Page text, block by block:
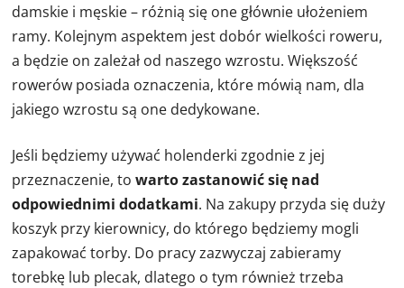
damskie i męskie – różnią się one głównie ułożeniem
ramy. Kolejnym aspektem jest dobór wielkości roweru,
a będzie on zależał od naszego wzrostu. Większość
rowerów posiada oznaczenia, które mówią nam, dla
jakiego wzrostu są one dedykowane.
Jeśli będziemy używać holenderki zgodnie z jej
przeznaczenie, towarto zastanowić się nad
odpowiednimi dodatkami. Na zakupy przyda się duży
koszyk przy kierownicy, do którego będziemy mogli
zapakować torby. Do pracy zazwyczaj zabieramy
torebkę lub plecak, dlatego o tym również trzeba